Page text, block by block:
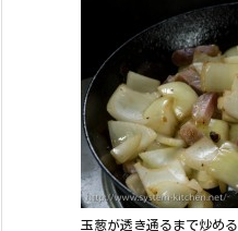
玉葱が透き通るまで炒める